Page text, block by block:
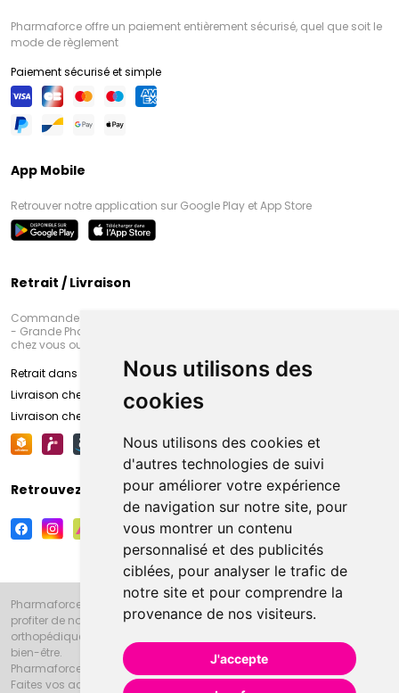
Nous utilisons des
cookies
Nous utilisons des cookies et
d'autres technologies de suivi
pour améliorer votre expérience
de navigation sur notre site, pour
vous montrer un contenu
personnalisé et des publicités
ciblées, pour analyser le trafic de
notre site et pour comprendre la
provenance de nos visiteurs.
J'accepte
Pharmaforce offre un paiement entièrement sécurisé, quel que soit le
mode de règlement
Paiement sécurisé et simple
App Mobile
Retrouver notre application sur Google Play et App Store
Retrait / Livraison
Commandez en ligne et venez chercher votre commande à Amiens
- Grande Pharmacie d’Amiens (Fachon) ou recevez-là rapidement
chez vous ou en point retrait
Retrait dans la pharmacie d’Amiens
Livraison chez vous
Livraison chez votre commerçant
Retrouvez-nous sur vos réseaux sociaux
Pharmaforce.fr et la Grande Pharmacie d’Amiens vous souhaitent de
profiter de notre accueil, de nos conseils pharmaceutiques,
orthopédiques, homéopathiques, parapharmaceutiques, beauté et
bien-être.
Pharmaforce.fr est le site internet de la Grande Pharmacie d’Amiens.
Faites vos achats en ligne grâce à un choix de 20000 références en